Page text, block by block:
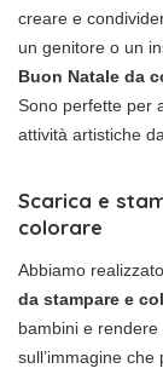
creare e
un genitore o un
Buon Natale da
Sono perfette per
attività artistiche
Scarica e
colorare
Abbiamo
da stampare e
bambini e
sull’immagine